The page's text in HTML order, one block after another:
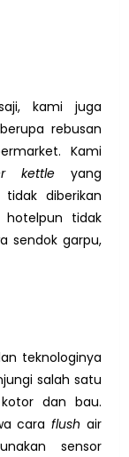
kami juga
rebusan
Kami
kettle yang
diberikan
tidak
sendok garpu,
teknologinya
salah satu
dan bau.
caraflush air
sensor